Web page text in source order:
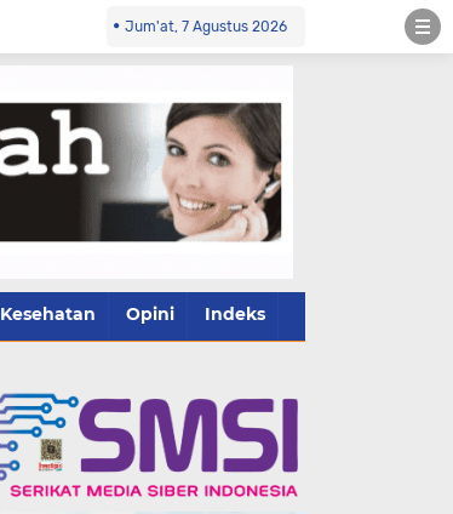
Jum'at, 7 Agustus 2026
Kesehatan Opini Indeks